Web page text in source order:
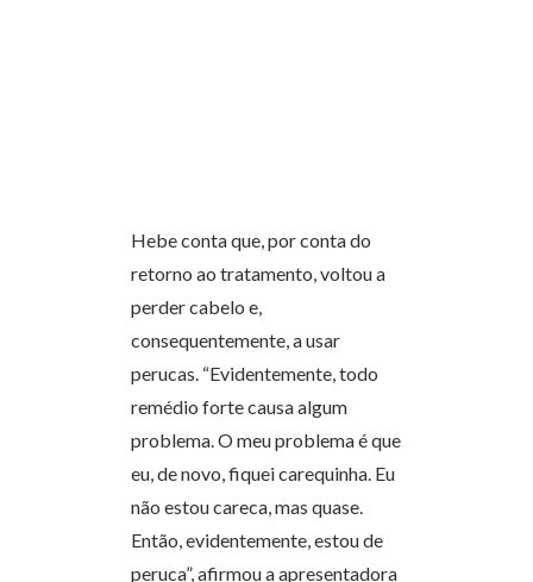
Hebe conta que, por conta do
retorno ao tratamento, voltou a
perder cabelo e,
consequentemente, a usar
perucas. “Evidentemente, todo
remédio forte causa algum
problema. O meu problema é que
eu, de novo, fiquei carequinha. Eu
não estou careca, mas quase.
Então, evidentemente, estou de
peruca”, afirmou a apresentadora